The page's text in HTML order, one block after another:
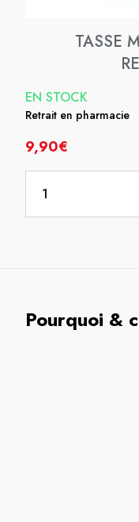
TASSE
EN STOCK
Retrait en pharmacie
9,90€
Pourquoi &